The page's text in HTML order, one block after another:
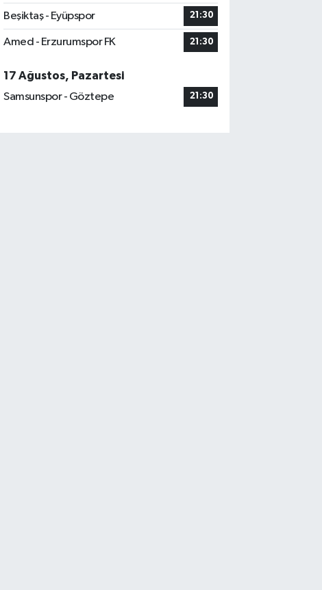
Beşiktaş - Eyüpspor 21:30
Amed - Erzurumspor FK 21:30
17 Ağustos, Pazartesi
Samsunspor - Göztepe
21:30